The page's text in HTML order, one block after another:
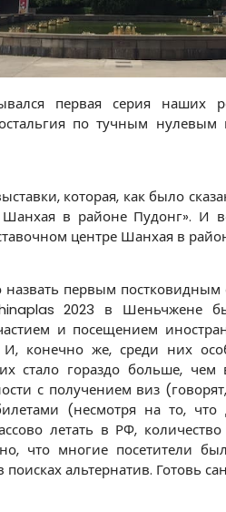
первая серия наших
по тучным нулевым
которая, как было
в районе Пудонг». И
центре Шанхая в
первым
2023 в Шеньчжене
и посещением
И, конечно же, среди них
стало гораздо больше,
с получением виз
(несмотря на то,
летать в РФ,
что многие посетители
альтернатив. Готовь